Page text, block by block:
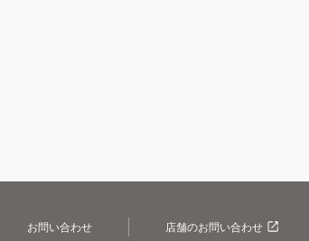
お問い合わせ 店舗のお問い合わせ